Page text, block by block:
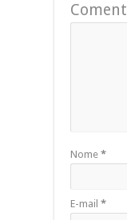
Nome *
E-mail *